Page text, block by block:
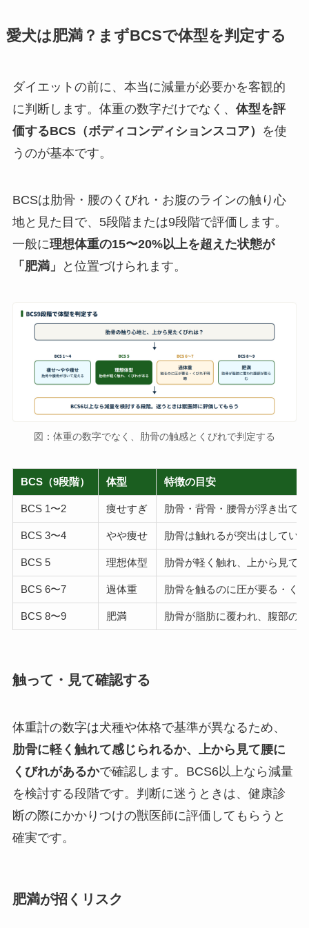
愛犬は肥満？まずBCSで体型を判定する
ダイエットの前に、本当に減量が必要かを客観的
に判断します。体重の数字だけでなく、 体型を評
価するBCS（ボディコンディションスコア）
を使
うのが基本です。
BCSは肋骨・腰のくびれ・お腹のラインの触り心
地と見た目で、5段階または9段階で評価します。
一般に理想体重の15〜20%以上を超えた状態が
「肥満」
と位置づけられます。
図：体重の数字でなく、肋骨の触感とくびれで判定する
BCS（9段階） 体型 特徴の目安
BCS 1〜2 痩せすぎ 肋骨・背骨・腰骨が浮き出て
BCS 3〜4 やや痩せ 肋骨は触れるが突出はしてい
BCS 5 理想体型 肋骨が軽く触れ、上から見て
BCS 6〜7 過体重 肋骨を触るのに圧が要る・く
BCS 8〜9 肥満 肋骨が脂肪に覆われ、腹部の
触って・見て確認する
体重計の数字は犬種や体格で基準が異なるため、
肋骨に軽く触れて感じられるか、上から見て腰に
くびれがあるかで確認します。BCS6以上なら減量
を検討する段階です。判断に迷うときは、健康診
断の際にかかりつけの獣医師に評価してもらうと
確実です。
肥満が招くリスク